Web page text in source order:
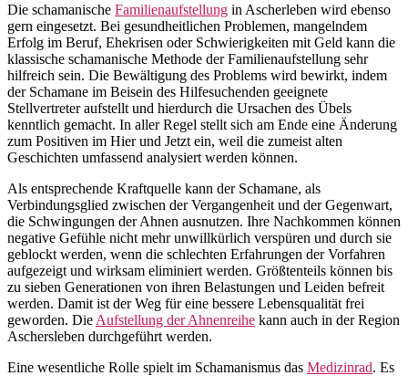
Die schamanische Familienaufstellung in Ascherleben wird ebenso
gern eingesetzt. Bei gesundheitlichen Problemen, mangelndem
Erfolg im Beruf, Ehekrisen oder Schwierigkeiten mit Geld kann die
klassische schamanische Methode der Familienaufstellung sehr
hilfreich sein. Die Bewältigung des Problems wird bewirkt, indem
der Schamane im Beisein des Hilfesuchenden geeignete
Stellvertreter aufstellt und hierdurch die Ursachen des Übels
kenntlich gemacht. In aller Regel stellt sich am Ende eine Änderung
zum Positiven im Hier und Jetzt ein, weil die zumeist alten
Geschichten umfassend analysiert werden können.
Als entsprechende Kraftquelle kann der Schamane, als
Verbindungsglied zwischen der Vergangenheit und der Gegenwart,
die Schwingungen der Ahnen ausnutzen. Ihre Nachkommen können
negative Gefühle nicht mehr unwillkürlich verspüren und durch sie
geblockt werden, wenn die schlechten Erfahrungen der Vorfahren
aufgezeigt und wirksam eliminiert werden. Größtenteils können bis
zu sieben Generationen von ihren Belastungen und Leiden befreit
werden. Damit ist der Weg für eine bessere Lebensqualität frei
geworden. Die Aufstellung der Ahnenreihe kann auch in der Region
Aschersleben durchgeführt werden.
Eine wesentliche Rolle spielt im Schamanismus das Medizinrad. Es